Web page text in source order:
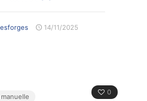
14/11/2025
0